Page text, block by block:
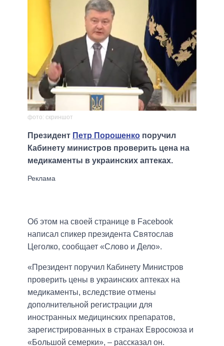
фото: скриншот
Президент Петр Порошенко поручил
Кабинету министров проверить цена на
медикаменты в украинских аптеках.
Об этом на своей странице в Facebook
написал спикер президента Святослав
Цеголко, сообщает «Слово и Дело».
«Президент поручил Кабинету Министров
проверить цены в украинских аптеках на
медикаменты, вследствие отмены
дополнительной регистрации для
иностранных медицинских препаратов,
зарегистрированных в странах Евросоюза и
«Большой семерки», – рассказал он.